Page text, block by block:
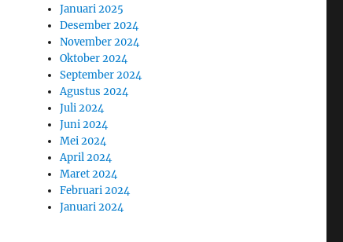
Januari 2025
Desember 2024
November 2024
Oktober 2024
September 2024
Agustus 2024
Juli 2024
Juni 2024
Mei 2024
April 2024
Maret 2024
Februari 2024
Januari 2024